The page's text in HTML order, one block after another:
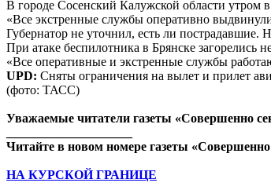
В городе Сосенский Калужской области утром
«Все экстренные службы оперативно
Губернатор не уточнил, есть ли пострадавшие.
При атаке беспилотника в Брянске загорелись
«Все оперативные и экстренные службы
UPD: Сняты ограничения на вылет и прилет
(фото: ТАСС)
Уважаемые читатели газеты «Совершенно
Читайте в новом номере газеты «Совершенно
НА КУРСКОЙ ГРАНИЦЕ